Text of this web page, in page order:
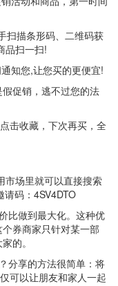
扫描条形码、二维码获
品扫一扫!
知您,让您买的更便宜!
促销，逃不过您的法
击收藏，下次再买，全
市场里就可以直接搜索
码：4SV4DTO
比做到最大化。这种优
券商家只针对某一部
的。
分享的方法很简单：将
可以让朋友和家人一起